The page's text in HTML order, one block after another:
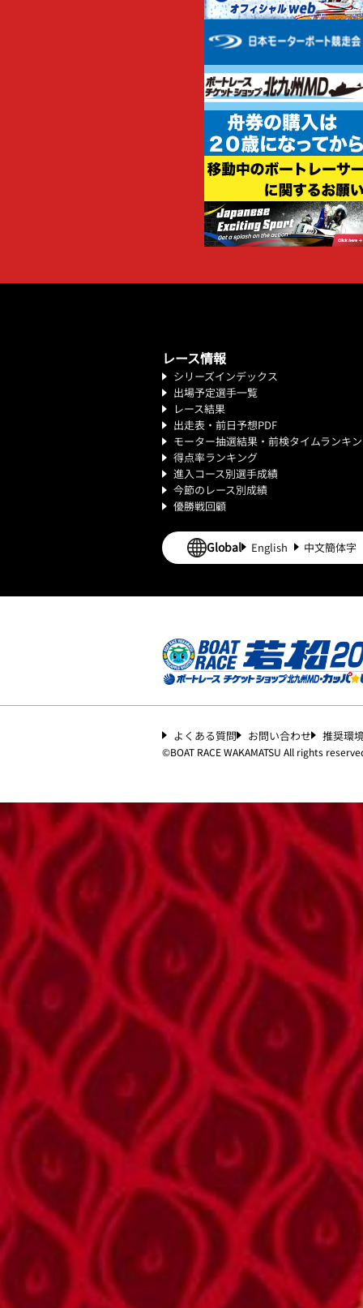
レース情報
シリーズインデックス
出場予定選手一覧
レース結果
出走表・前日予想PDF
モーター抽選結果・前検タイムランキ
得点率ランキング
進入コース別選手成績
今節のレース別成績
優勝戦回顧
Global English 中文簡体字
よくある質問 お問い合わせ 推奨環
©︎BOAT RACE WAKAMATSU All rights